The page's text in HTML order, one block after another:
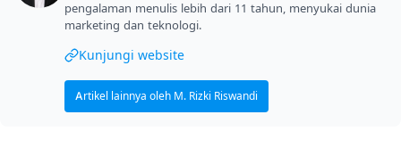
pengalaman menulis lebih dari 11 tahun, menyukai dunia
marketing dan teknologi.
Kunjungi website
Artikel lainnya oleh M. Rizki Riswandi